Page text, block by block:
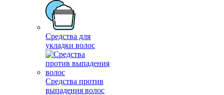
Средства для
укладки волос
Средства против
выпадения волос